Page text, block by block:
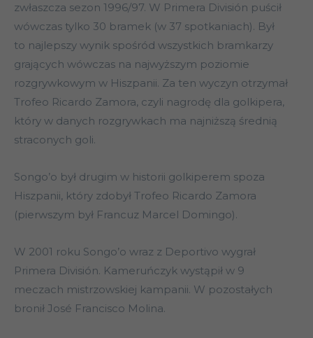
zwłaszcza sezon 1996/97. W Primera División puścił
wówczas tylko 30 bramek (w 37 spotkaniach). Był
to najlepszy wynik spośród wszystkich bramkarzy
grających wówczas na najwyższym poziomie
rozgrywkowym w Hiszpanii. Za ten wyczyn otrzymał
Trofeo Ricardo Zamora, czyli nagrodę dla golkipera,
który w danych rozgrywkach ma najniższą średnią
straconych goli.
Songo’o był drugim w historii golkiperem spoza
Hiszpanii, który zdobył Trofeo Ricardo Zamora
(pierwszym był Francuz Marcel Domingo).
W 2001 roku Songo’o wraz z Deportivo wygrał
Primera División. Kameruńczyk wystąpił w 9
meczach mistrzowskiej kampanii. W pozostałych
bronił José Francisco Molina.